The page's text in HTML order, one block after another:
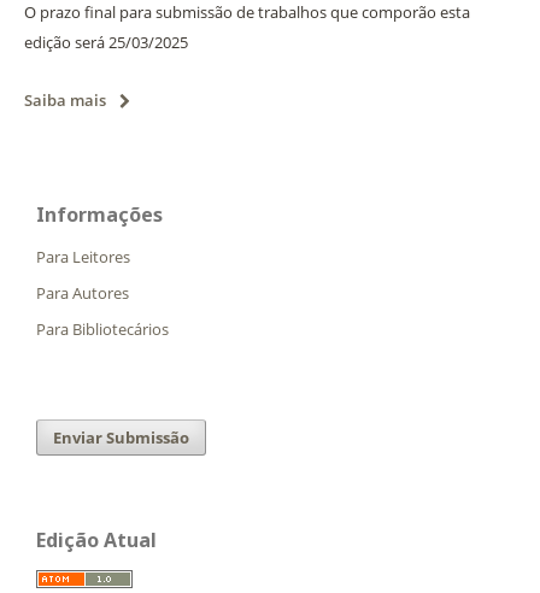
O prazo final para submissão de trabalhos que comporão esta
edição será 25/03/2025
Saiba mais
Informações
Para Leitores
Para Autores
Para Bibliotecários
Enviar Submissão
Edição Atual